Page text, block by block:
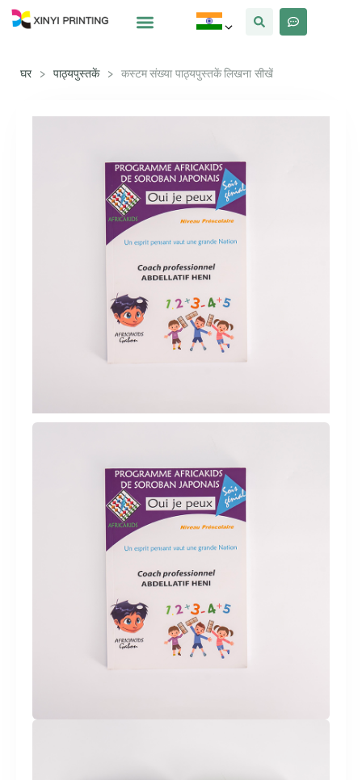
घर > पाठ्यपुस्तकें > कस्टम संख्या पाठ्यपुस्तकें लिखना सीखें